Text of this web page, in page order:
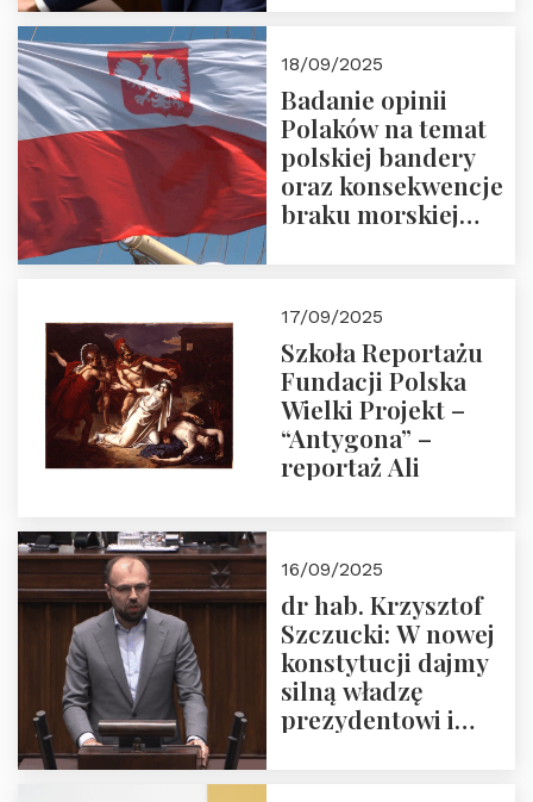
18/09/2025
Badanie opinii
Polaków na temat
polskiej bandery
oraz konsekwencje
braku morskiej
17/09/2025
Szkoła Reportażu
Fundacji Polska
Wielki Projekt –
“Antygona” –
reportaż Ali
16/09/2025
dr hab. Krzysztof
Szczucki: W nowej
konstytucji dajmy
silną władzę
prezydentowi i